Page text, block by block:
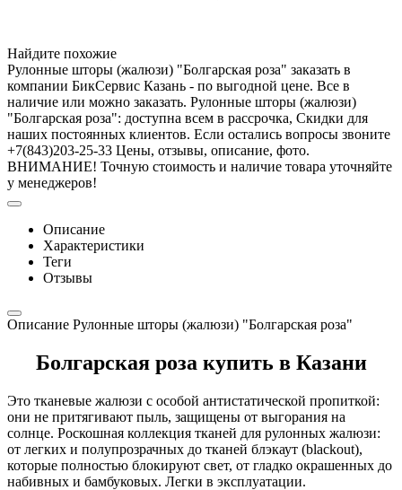
Найдите похожие
Рулонные шторы (жалюзи) "Болгарская роза" заказать в
компании БикСервис Казань - по выгодной цене. Все в
наличие или можно заказать. Рулонные шторы (жалюзи)
"Болгарская роза": доступна всем в рассрочка, Скидки для
наших постоянных клиентов. Если остались вопросы звоните
+7(843)203-25-33 Цены, отзывы, описание, фото.
ВНИМАНИЕ! Точную стоимость и наличие товара уточняйте
у менеджеров!
Описание
Характеристики
Теги
Отзывы
Описание Рулонные шторы (жалюзи) "Болгарская роза"
Болгарская роза купить в Казани
Это тканевые жалюзи с особой антистатической пропиткой:
они не притягивают пыль, защищены от выгорания на
солнце. Роскошная коллекция тканей для рулонных жалюзи:
от легких и полупрозрачных до тканей блэкаут (blаckout),
которые полностью блокируют свет, от гладко окрашенных до
набивных и бамбуковых. Легки в эксплуатации.